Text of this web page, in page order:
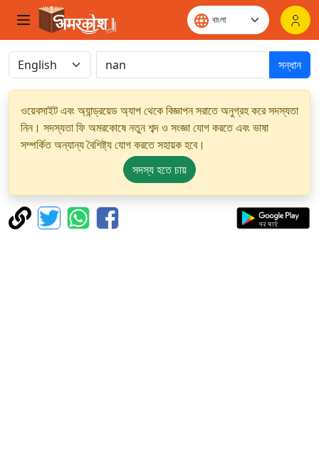
সন্ধান
ওয়েবসাইট এবং অ্যান্ড্রয়েড অ্যাপ থেকে বিজ্ঞাপন সরাতে অনুগ্রহ করে সদস্যতা
নিন। সদস্যতা ফি অমরকোষে নতুন শব্দ ও সংজ্ঞা যোগ করতে এবং ভাষা
সম্পর্কিত অন্যান্য বৈশিষ্ট্য যোগ করতে সহায়ক হবে।
সদস্য হতে চায়